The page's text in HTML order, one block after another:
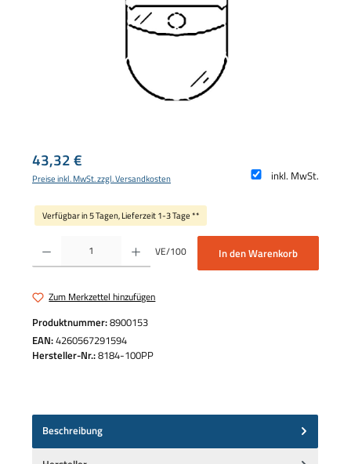
Regulärer Preis:
43,32 €
inkl. MwSt.
Preise inkl. MwSt. zzgl. Versandkosten
Verfügbar in 5 Tagen, Lieferzeit 1-3 Tage **
Produkt Anzahl: Gib den gewünschten Wert ein oder benutze die Schaltflächen um
VE/100 In den Warenkorb
Zum Merkzettel hinzufügen
Produktnummer:8900153
EAN:4260567291594
Hersteller-Nr.:8184-100PP
Beschreibung